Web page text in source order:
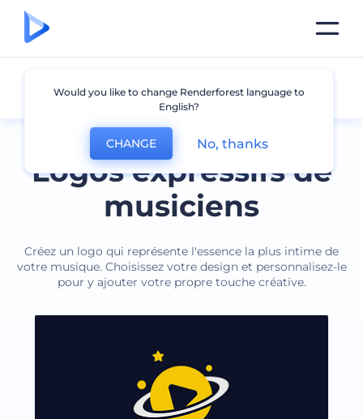
Logos expressifs de
musiciens
Créez un logo qui représente l'essence la plus intime de
votre musique. Choisissez votre design et personnalisez-le
pour y ajouter votre propre touche créative.
Musicien
Would you like to change Renderforest language to
English?
CHANGE No, thanks